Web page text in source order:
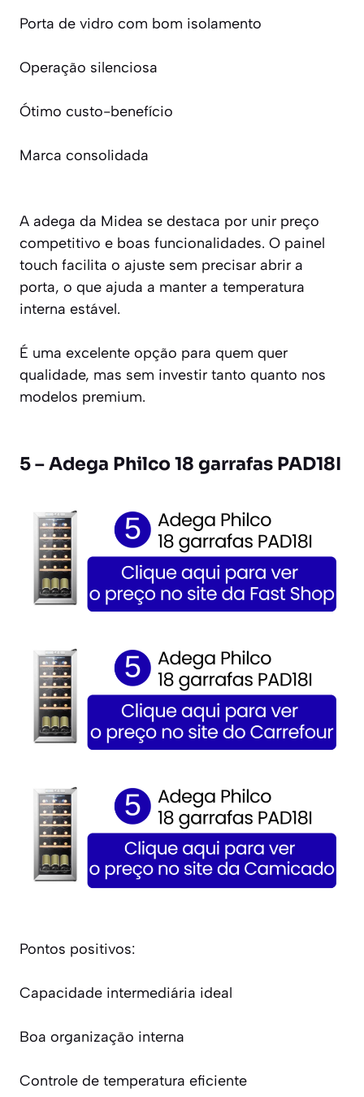
Porta de vidro com bom isolamento
Operação silenciosa
Ótimo custo-benefício
Marca consolidada
A adega da Midea se destaca por unir preço
competitivo e boas funcionalidades. O painel
touch facilita o ajuste sem precisar abrir a
porta, o que ajuda a manter a temperatura
interna estável.
É uma excelente opção para quem quer
qualidade, mas sem investir tanto quanto nos
modelos premium.
5 – Adega Philco 18 garrafas PAD18I
Pontos positivos:
Capacidade intermediária ideal
Boa organização interna
Controle de temperatura eficiente